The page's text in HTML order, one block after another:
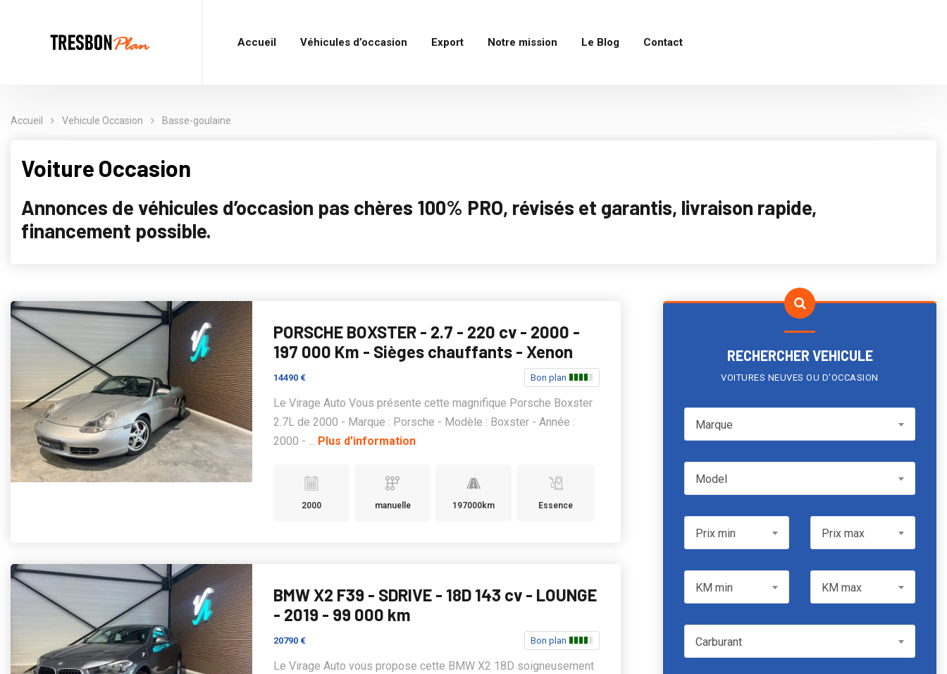
Accueil Véhicules d’occasion Export Notre mission Le Blog Contact
Accueil Vehicule Occasion Basse-goulaine
Voiture Occasion
Annonces de véhicules d’occasion pas chères 100% PRO, révisés et garantis, livraison rapide,
financement possible.
PORSCHE BOXSTER - 2.7 - 220 cv - 2000 -
197 000 Km - Sièges chauffants - Xenon
14490 € Bon plan
Le Virage Auto Vous présente cette magnifique Porsche Boxster
2.7L de 2000 - Marque : Porsche - Modèle : Boxster - Année :
2000 - ... Plus d'information
2000 manuelle 197000km Essence
BMW X2 F39 - SDRIVE - 18D 143 cv - LOUNGE
- 2019 - 99 000 km
20790 € Bon plan
Le Virage Auto vous propose cette BMW X2 18D soigneusement
RECHERCHER VEHICULE
VOITURES NEUVES OU D'OCCASION
MarqueMarque
ModelModel
Prix minPrix min Prix maxPrix max
KM min KM max
CarburantCarburant